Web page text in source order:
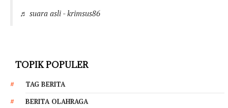
♬ suara asli - krimsus86
TOPIK POPULER
TAG BERITA
BERITA OLAHRAGA